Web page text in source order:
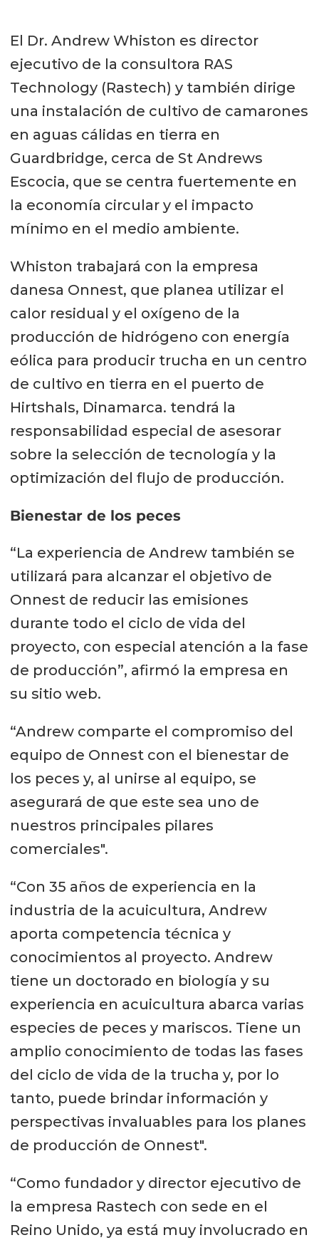
El Dr. Andrew Whiston es director
ejecutivo de la consultora RAS
Technology (Rastech) y también dirige
una instalación de cultivo de camarones
en aguas cálidas en tierra en
Guardbridge, cerca de St Andrews
Escocia, que se centra fuertemente en
la economía circular y el impacto
mínimo en el medio ambiente.
Whiston trabajará con la empresa
danesa Onnest, que planea utilizar el
calor residual y el oxígeno de la
producción de hidrógeno con energía
eólica para producir trucha en un centro
de cultivo en tierra en el puerto de
Hirtshals, Dinamarca. tendrá la
responsabilidad especial de asesorar
sobre la selección de tecnología y la
optimización del flujo de producción.
Bienestar de los peces
“La experiencia de Andrew también se
utilizará para alcanzar el objetivo de
Onnest de reducir las emisiones
durante todo el ciclo de vida del
proyecto, con especial atención a la fase
de producción”, afirmó la empresa en
su sitio web.
“Andrew comparte el compromiso del
equipo de Onnest con el bienestar de
los peces y, al unirse al equipo, se
asegurará de que este sea uno de
nuestros principales pilares
comerciales".
“Con 35 años de experiencia en la
industria de la acuicultura, Andrew
aporta competencia técnica y
conocimientos al proyecto. Andrew
tiene un doctorado en biología y su
experiencia en acuicultura abarca varias
especies de peces y mariscos. Tiene un
amplio conocimiento de todas las fases
del ciclo de vida de la trucha y, por lo
tanto, puede brindar información y
perspectivas invaluables para los planes
de producción de Onnest".
“Como fundador y director ejecutivo de
la empresa Rastech con sede en el
Reino Unido, ya está muy involucrado en